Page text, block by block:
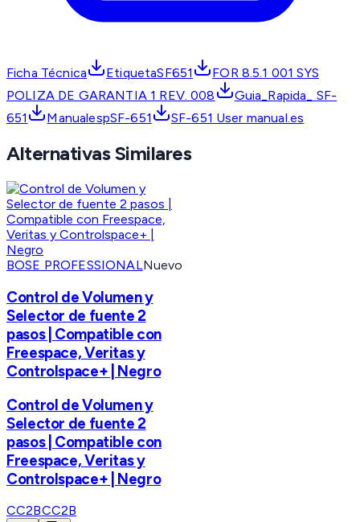
Ficha Técnica EtiquetaSF651
FOR 8.5.1 001 SYS
POLIZA DE GARANTIA 1 REV. 008
Guia_Rapida_ SF-
651
ManualespSF-651 SF-651 User manual.es
Alternativas Similares
BOSE PROFESSIONALNuevo
Control de Volumen y
Selector de fuente 2
pasos | Compatible con
Freespace, Veritas y
Controlspace+ | Negro
Control de Volumen y
Selector de fuente 2
pasos | Compatible con
Freespace, Veritas y
Controlspace+ | Negro
CC2BCC2B